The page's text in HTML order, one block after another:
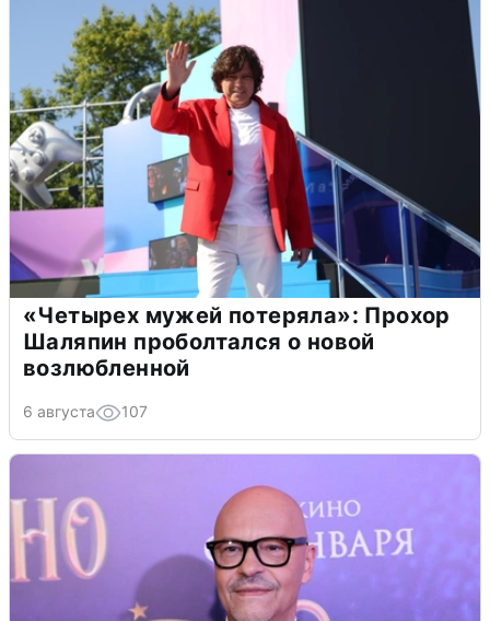
«Четырех мужей потеряла»: Прохор
Шаляпин проболтался о новой
возлюбленной
6 августа 107